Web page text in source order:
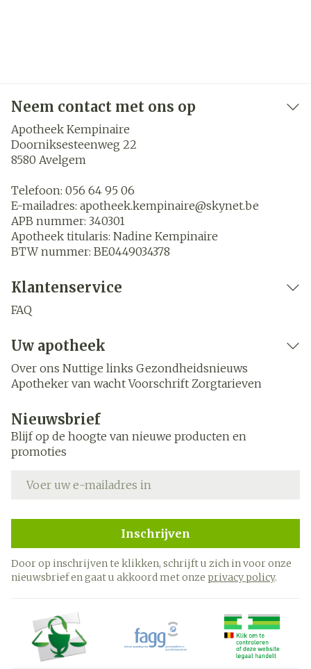
Neem contact met ons op
Apotheek Kempinaire
Doorniksesteenweg 22
8580 Avelgem
Telefoon: 056 64 95 06
E-mailadres: apotheek.kempinaire@skynet.be
APB nummer: 340301
Apotheek titularis: Nadine Kempinaire
BTW nummer: BE0449034378
Klantenservice
FAQ
Uw apotheek
Over ons Nuttige links Gezondheidsnieuws
Apotheker van wacht Voorschrift Zorgtarieven
Nieuwsbrief
Blijf op de hoogte van nieuwe producten en
promoties
Inschrijven
Door op inschrijven te klikken, schrijft u zich in voor onze
nieuwsbrief en gaat u akkoord met onze privacy policy.